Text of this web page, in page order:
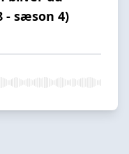
- sæson 4)